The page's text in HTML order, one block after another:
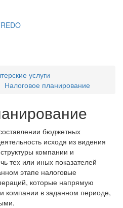
услуги
Налоговое планирование
бюджетных
исходя из видения
компании и
тех или иных показателей
этапе налоговые
которые напрямую
компании в заданном периоде,